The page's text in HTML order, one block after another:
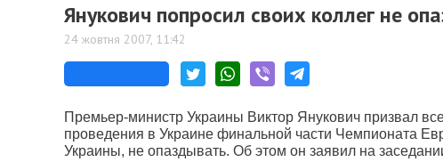
Янукович попросил своих коллег не
24 жовтня 2007, 11:42
Премьер-министр Украины Виктор Янукович призвал
проведения в Украине финальной части Чемпионата
Украины, не опаздывать. Об этом он заявил на